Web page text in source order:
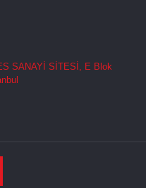
SANAYİ SİTESİ, E Blok